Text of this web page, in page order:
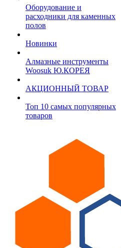
Оборудование и
расходники для каменных
полов
Новинки
Алмазные инструменты
Woosuk Ю.КОРЕЯ
АКЦИОННЫЙ ТОВАР
Топ 10 самых популярных
товаров